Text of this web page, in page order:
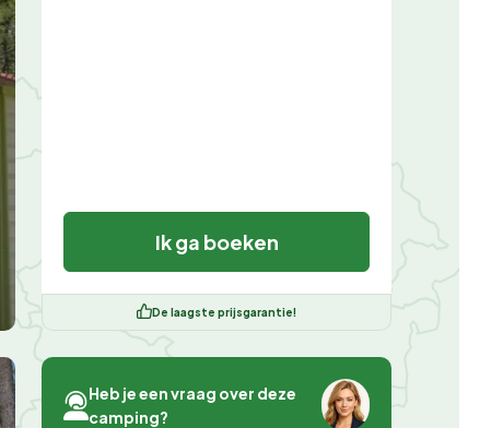
Ik ga boeken
De laagste prijsgarantie!
Heb je een vraag over deze
camping?